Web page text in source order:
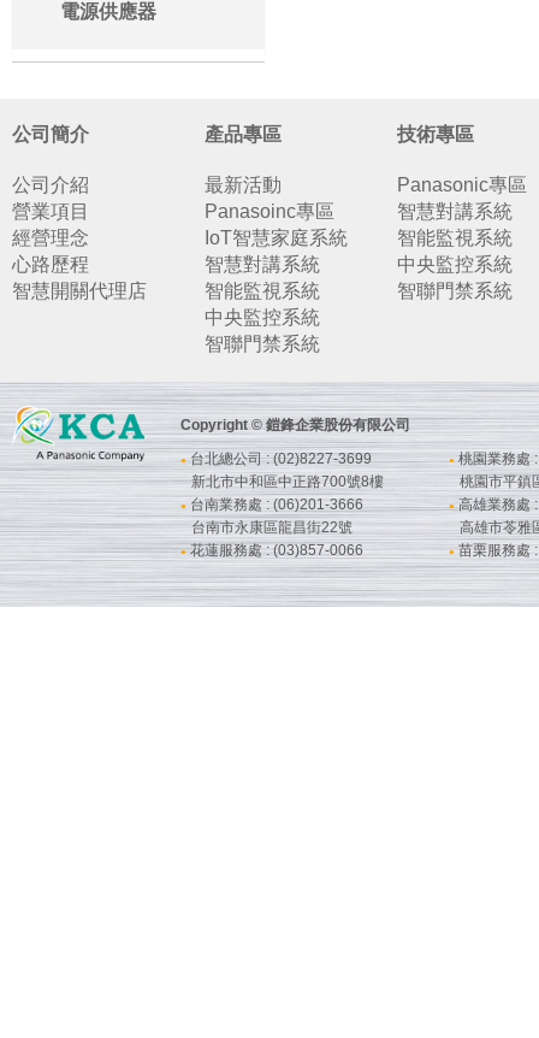
電源供應器
公司簡介
公司介紹
營業項目
經營理念
心路歷程
智慧開關代理店
產品專區
最新活動
Panasoinc專區
IoT智慧家庭系統
智慧對講系統
智能監視系統
中央監控系統
智聯門禁系統
技術專區
Panasonic專區
智慧對講系統
智能監視系統
中央監控系統
智聯門禁系統
Copyright © 鎧鋒企業股份有限公司
●台北總公司 : (02)8227-3699
新北市中和區中正路700號8樓
● 桃園業務處
桃園市平鎮
● 台南業務處 : (06)201-3666
台南市永康區龍昌街22號
●高雄業務處
高雄市苓雅
●花蓮服務處 : (03)857-0066 ● 苗栗服務處